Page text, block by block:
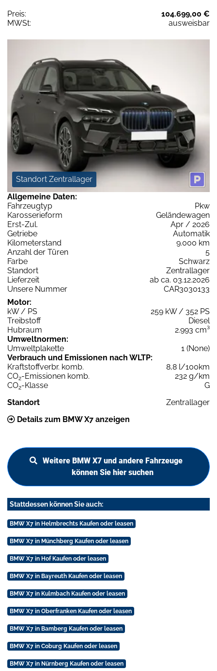
Preis:
104.699,00 €
MWSt:
ausweisbar
Standort Zentrallager
Allgemeine Daten:
Fahrzeugtyp
Pkw
Karosserieform
Geländewagen
Erst-Zul.
Apr / 2026
Getriebe
Automatik
Kilometerstand
9.000 km
Anzahl der Türen
5
Farbe
Schwarz
Standort
Zentrallager
Lieferzeit
ab ca. 03.12.2026
Unsere Nummer
CAR3030133
Motor:
kW / PS
259 kW / 352 PS
Treibstoff
Diesel
Hubraum
2.993 cm³
Umweltnormen:
Umweltplakette
1 (None)
Verbrauch und Emissionen nach WLTP:
Kraftstoffverbr. komb.
8,8 l/100km
CO2-Emissionen komb.
232 g/km
CO2-Klasse
G
Standort
Zentrallager
Details zum BMW X7 anzeigen
Weitere BMW X7 und andere Fahrzeuge
können Sie hier suchen
Stattdessen können Sie auch:
BMW X7 in Helmbrechts Kaufen oder leasen
BMW X7 in Münchberg Kaufen oder leasen
BMW X7 in Hof Kaufen oder leasen
BMW X7 in Bayreuth Kaufen oder leasen
BMW X7 in Kulmbach Kaufen oder leasen
BMW X7 in Oberfranken Kaufen oder leasen
BMW X7 in Bamberg Kaufen oder leasen
BMW X7 in Coburg Kaufen oder leasen
BMW X7 in Nürnberg Kaufen oder leasen